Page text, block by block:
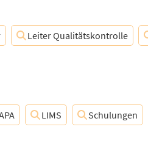
Leiter Qualitätskontrolle
LIMS Schulungen